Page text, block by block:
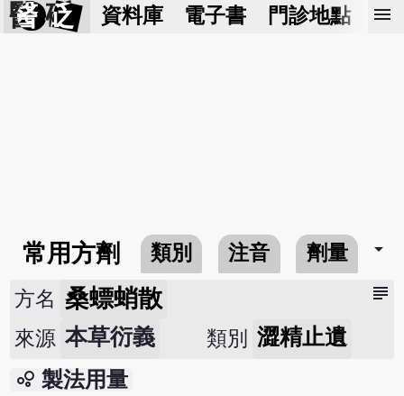
醫 砭 資料庫 電子書 門診地點 預
menu
常用方劑 類別 注音 劑量 arrow_drop_down
subject
方名 桑螵蛸散
來源 本草衍義 類別 澀精止遺
bubble_chart 製法用量